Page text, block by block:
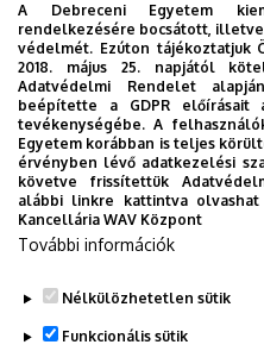
Kovács, T., Mikó,
The microbiome
Medicine and
Switzerland AG 2020,
Legutóbbi frissítés: 2023. 05. 08.
A Debreceni Egyetem
rendelkezésére bocsátott,
védelmét. Ezúton tájékoztatjuk
2018. május 25. napjától
Adatvédelmi Rendelet
beépítette a GDPR előírásait
tevékenységébe. A
Egyetem korábban is teljes
érvényben lévő adatkezelési
követve frissítettük
alábbi linkre kattintva
Kancellária WAV Központ
További információk
Nélkülözhetetlen sütik
Funkcionális sütik